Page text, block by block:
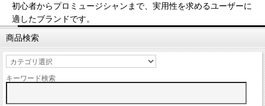
初心者からプロミュージシャンまで、実用性を求めるユーザーに
適したブランドです。
商品検索
キーワード検索